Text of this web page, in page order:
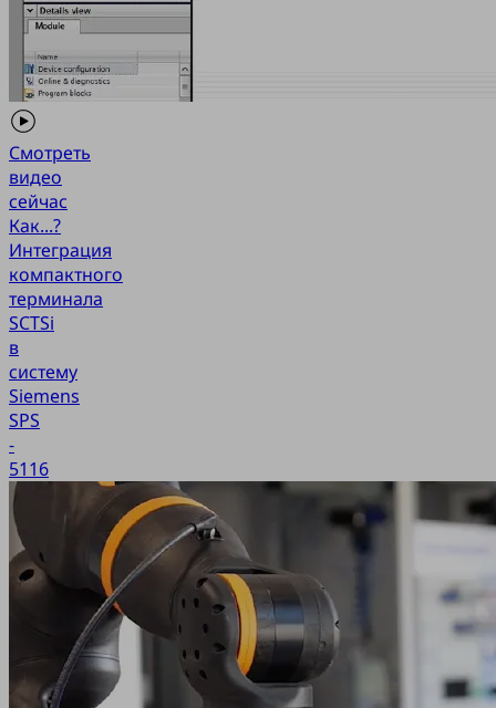
Смотреть
видео
сейчас
Как...?
Интеграция
компактного
терминала
SCTSi
в
систему
Siemens
SPS
-
5116